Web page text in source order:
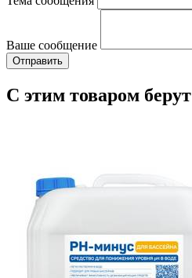
Ваше сообщение
С этим товаром берут